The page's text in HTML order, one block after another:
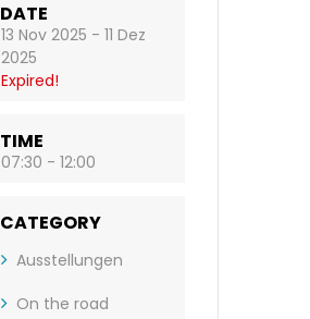
DATE
13 Nov 2025 - 11 Dez
2025
Expired!
TIME
07:30 - 12:00
CATEGORY
Ausstellungen
On the road